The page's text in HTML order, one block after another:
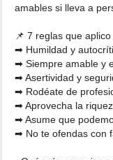
amables si lleva a
📌 7 reglas que
➡ Humildad y
➡ Siempre amable y
➡ Asertividad y
➡ Rodéate de
➡ Aprovecha la
➡ Asume que
➡ No te ofendas con